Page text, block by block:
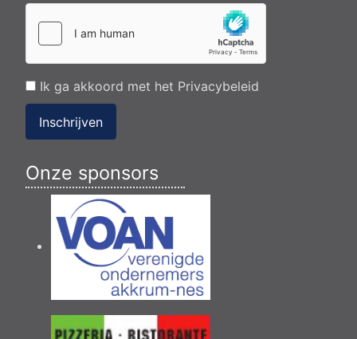
Ik ga akkoord met het Privacybeleid
Inschrijven
Onze sponsors